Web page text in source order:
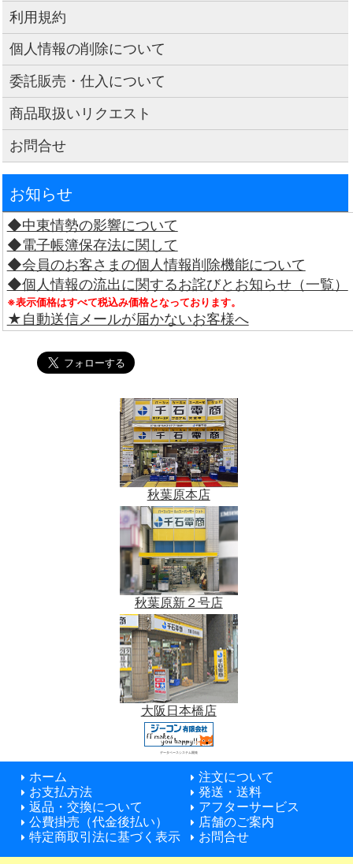
利用規約
個人情報の削除について
委託販売・仕入について
商品取扱いリクエスト
お問合せ
お知らせ
◆中東情勢の影響について
◆電子帳簿保存法に関して
◆会員のお客さまの個人情報削除機能について
◆個人情報の流出に関するお詫びとお知らせ（一覧）
※表示価格はすべて税込み価格となっております。
★自動送信メールが届かないお客様へ
秋葉原本店
秋葉原新２号店
大阪日本橋店
データベースシステム開発
ホーム
注文について
お支払方法
発送・送料
返品・交換について
アフターサービス
公費掛売（代金後払い）
店舗のご案内
特定商取引法に基づく表示
お問合せ